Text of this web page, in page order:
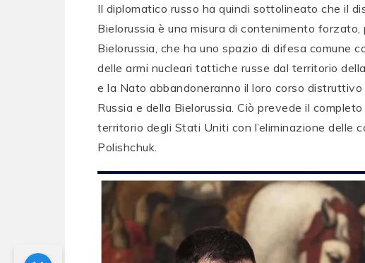
Il diplomatico russo ha quindi sottolineato che il
Bielorussia è una misura di contenimento
Bielorussia, che ha uno spazio di difesa comune
delle armi nucleari tattiche russe dal territorio
e la Nato abbandoneranno il loro corso
Russia e della Bielorussia. Ciò prevede il
territorio degli Stati Uniti con l’eliminazione delle
Polishchuk.